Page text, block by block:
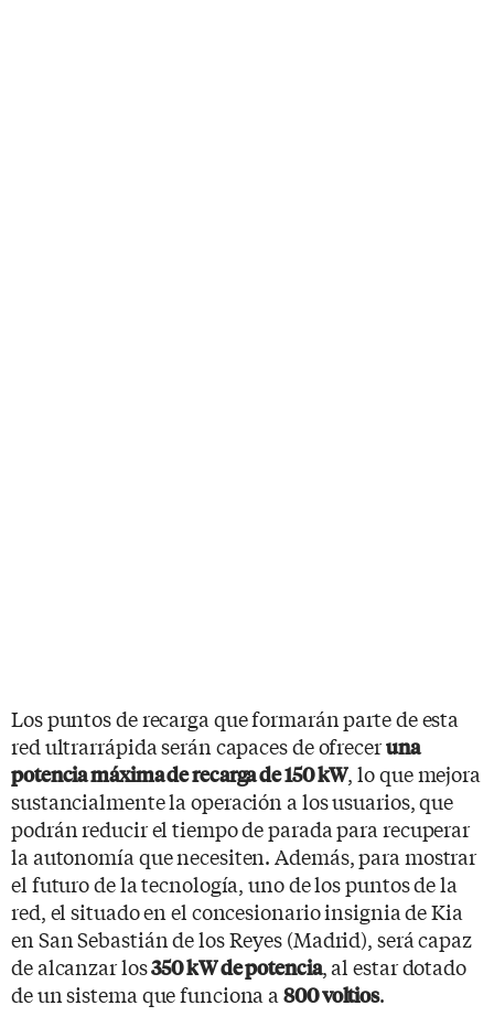
Los puntos de recarga que formarán parte de esta
red ultrarrápida serán capaces de ofreceruna
potencia máxima de recarga de 150 kW, lo que mejora
sustancialmente la operación a los usuarios, que
podrán reducir el tiempo de parada para recuperar
la autonomía que necesiten. Además, para mostrar
el futuro de la tecnología, uno de los puntos de la
red, el situado en el concesionario insignia de Kia
en San Sebastián de los Reyes (Madrid), será capaz
de alcanzar los350 kW de potencia, al estar dotado
de un sistema que funciona a800 voltios.